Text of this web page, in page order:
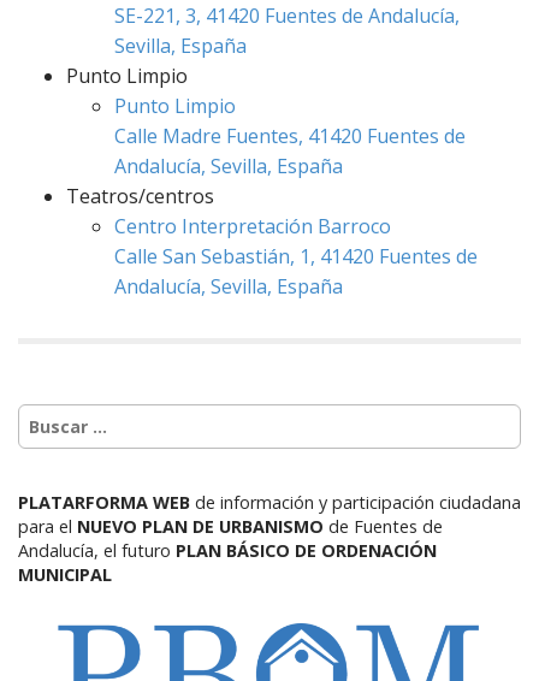
SE-221, 3, 41420 Fuentes de Andalucía,
Sevilla, España
Punto Limpio
Punto Limpio
Calle Madre Fuentes, 41420 Fuentes de
Andalucía, Sevilla, España
Teatros/centros
Centro Interpretación Barroco
Calle San Sebastián, 1, 41420 Fuentes de
Andalucía, Sevilla, España
PLATARFORMA WEB de información y participación ciudadana
para el NUEVO PLAN DE URBANISMO de Fuentes de
Andalucía, el futuro PLAN BÁSICO DE ORDENACIÓN
MUNICIPAL